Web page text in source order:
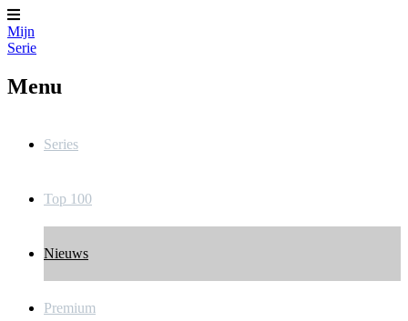
Mijn
Serie
Menu
Series
Top 100
Nieuws
Premium